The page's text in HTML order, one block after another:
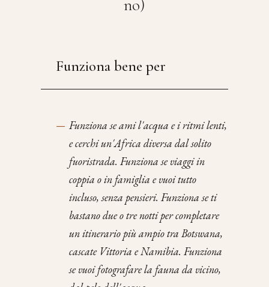
no)
Funziona bene per
— Funziona se ami l'acqua e i ritmi lenti,
e cerchi un'Africa diversa dal solito
fuoristrada. Funziona se viaggi in
coppia o in famiglia e vuoi tutto
incluso, senza pensieri. Funziona se ti
bastano due o tre notti per completare
un itinerario più ampio tra Botswana,
cascate Vittoria e Namibia. Funziona
se vuoi fotografare la fauna da vicino,